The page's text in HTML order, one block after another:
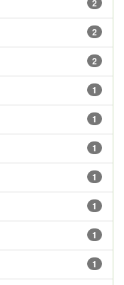
2
2
2
1
1
1
1
1
1
1